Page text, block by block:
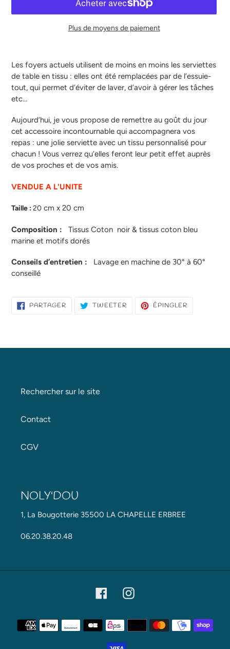
Plus de moyens de paiement
d'un
produit
à
votre
Les foyers actuels utilisent de moins en moins les serviettes
de table en tissu : elles ont été remplacées par de l’essuie-
tout, qui permet d’éviter de laver, d’avoir à gérer les tâches
etc…
Aujourd’hui, je vous propose de remettre au goût du jour
cet accessoire incontournable qui accompagnera vos
repas : une jolie serviette avec un tissu personnalisé pour
chacun ! Vous verrez qu’elles feront leur petit effet auprès
de vos proches et de vos amis.
VENDUE A L'UNITE
Taille :20 cm x 20 cm
Composition :
Tissus Coton noir & tissus coton bleu
marine et motifs dorés
Conseils d’entretien :
Lavage en machine de 30° à 60°
conseillé
PARTAGERPARTAGER
SUR
TWEETER TWEETERÉPINGLER
Rechercher sur le site
Contact
CGV
NOLY'DOU
1, La Bougotterie 35500 LA CHAPELLE ERBREE
06.20.38.20.48
FacebookInstagram
Moyens
de
paiement